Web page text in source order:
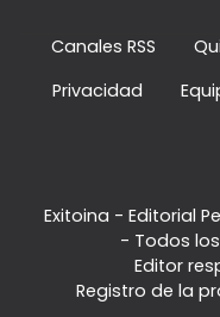
Canales RSS
Privacidad
Exitoina - Editorial
- Todos
Editor
Registro de la